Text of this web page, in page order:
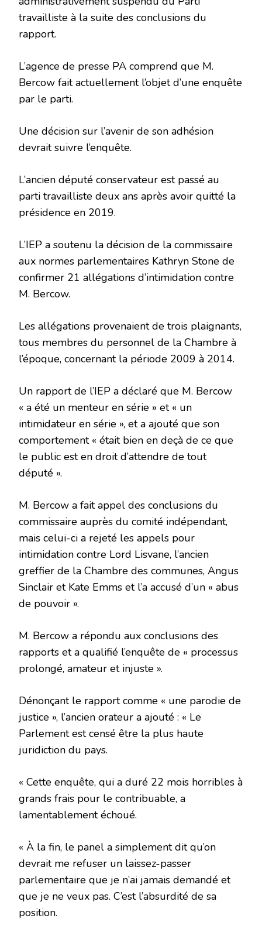
travailliste à la suite des conclusions du
rapport.
L’agence de presse PA comprend que M.
Bercow fait actuellement l’objet d’une enquête
par le parti.
Une décision sur l’avenir de son adhésion
devrait suivre l’enquête.
L’ancien député conservateur est passé au
parti travailliste deux ans après avoir quitté la
présidence en 2019.
L’IEP a soutenu la décision de la commissaire
aux normes parlementaires Kathryn Stone de
confirmer 21 allégations d’intimidation contre
M. Bercow.
Les allégations provenaient de trois plaignants,
tous membres du personnel de la Chambre à
l’époque, concernant la période 2009 à 2014.
Un rapport de l’IEP a déclaré que M. Bercow
« a été un menteur en série » et « un
intimidateur en série », et a ajouté que son
comportement « était bien en deçà de ce que
le public est en droit d’attendre de tout
député ».
M. Bercow a fait appel des conclusions du
commissaire auprès du comité indépendant,
mais celui-ci a rejeté les appels pour
intimidation contre Lord Lisvane, l’ancien
greffier de la Chambre des communes, Angus
Sinclair et Kate Emms et l’a accusé d’un « abus
de pouvoir ».
M. Bercow a répondu aux conclusions des
rapports et a qualifié l’enquête de « processus
prolongé, amateur et injuste ».
Dénonçant le rapport comme « une parodie de
justice », l’ancien orateur a ajouté : « Le
Parlement est censé être la plus haute
juridiction du pays.
« Cette enquête, qui a duré 22 mois horribles à
grands frais pour le contribuable, a
lamentablement échoué.
« À la fin, le panel a simplement dit qu’on
devrait me refuser un laissez-passer
parlementaire que je n’ai jamais demandé et
que je ne veux pas. C’est l’absurdité de sa
position.